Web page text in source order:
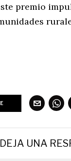
premio
DEJA UNA